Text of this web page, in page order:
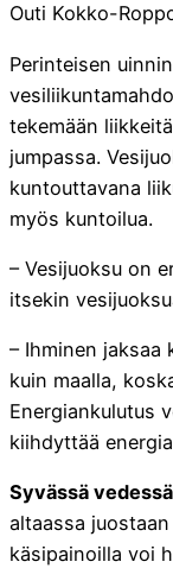
Outi Kokko-
Perinteisen
tekemään
jumpassa.
kuntouttavana
myös kuntoilua.
– Vesijuoksu on
itsekin
– Ihminen jaksaa
kuin maalla,
Energiankulutus
kiihdyttää
Syvässä
altaassa
käsipainoilla voi